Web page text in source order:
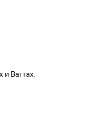
и Ваттах.